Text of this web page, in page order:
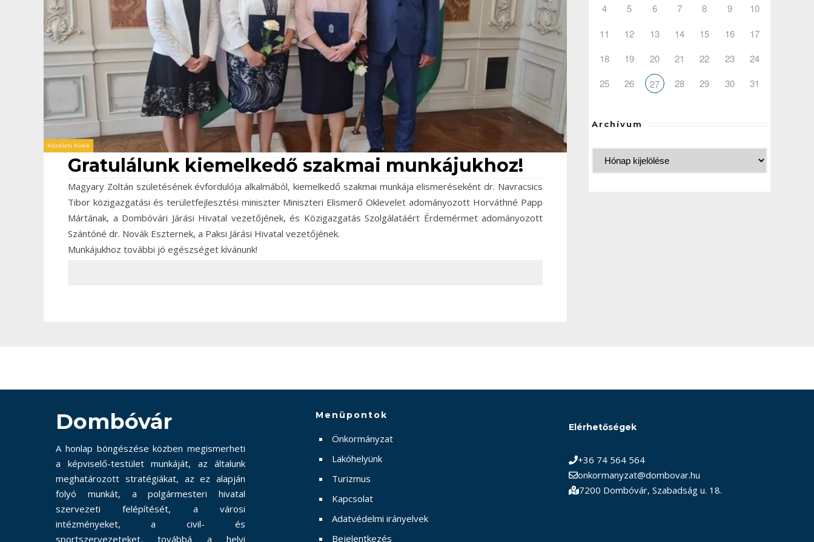
Közéleti hírek
Gratulálunk kiemelkedő szakmai munkájukhoz!
Magyary Zoltán születésének évfordulója alkalmából, kiemelkedő szakmai munkája elismeréseként dr. Navracsics
Tibor közigazgatási és területfejlesztési miniszter Miniszteri Elismerő Oklevelet adományozott Horváthné Papp
Mártának, a Dombóvári Járási Hivatal vezetőjének, és Közigazgatás Szolgálatáért Érdemérmet adományozott
Szántóné dr. Novák Eszternek, a Paksi Járási Hivatal vezetőjének.
Munkájukhoz további jó egészséget kívánunk!
4
5 6 7 8 9
10
11
12 13 14 15 16
17
18
19 20 21 22 23
24
25
26 27 28 29 30 31
Archívum
Dombóvár
A honlap böngészése közben megismerheti
a képviselő-testület munkáját, az általunk
meghatározott stratégiákat, az ez alapján
folyó munkát, a polgármesteri hivatal
szervezeti felépítését, a városi
intézményeket, a civil- és
sportszervezeteket, továbbá a helyi
Menüpontok
Önkormányzat
Lakóhelyünk
Turizmus
Kapcsolat
Adatvédelmi irányelvek
Bejelentkezés
Elérhetőségek
+36 74 564 564
onkormanyzat@dombovar.hu
7200 Dombóvár, Szabadság u. 18.